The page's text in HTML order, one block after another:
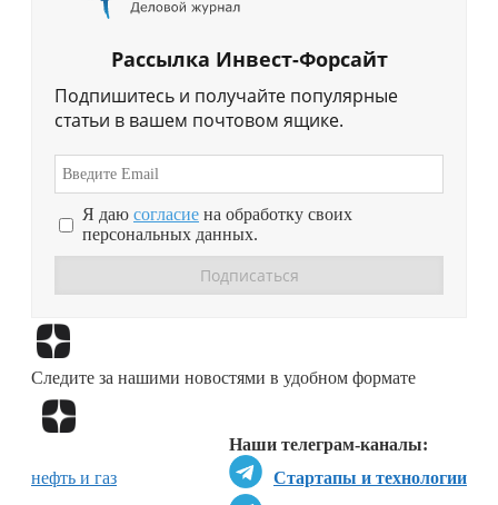
Рассылка Инвест-Форсайт
Подпишитесь и получайте популярные
статьи в вашем почтовом ящике.
Я даю согласие на обработку своих
персональных данных.
Следите за нашими новостями в удобном формате
Наши телеграм-каналы:
Стартапы и технологии
нефть и газ